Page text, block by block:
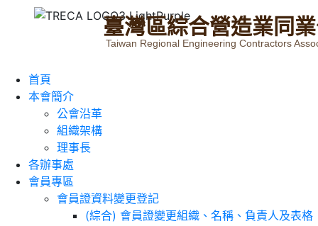
臺灣區綜合營造業同業
Taiwan Regional Engineering Contractors
首頁
本會簡介
公會沿革
組織架構
理事長
各辦事處
會員專區
會員證資料變更登記
(綜合) 會員證變更組織、名稱、負責人及表格